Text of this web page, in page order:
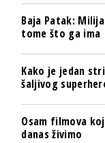
Baja Patak:
tome što ga ima
Kako je jedan
šaljivog
Osam filmova
danas živimo